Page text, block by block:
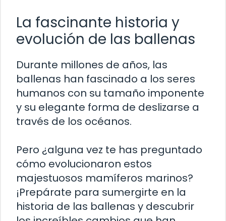
La fascinante historia y
evolución de las ballenas
Durante millones de años, las
ballenas han fascinado a los seres
humanos con su tamaño imponente
y su elegante forma de deslizarse a
través de los océanos.
Pero ¿alguna vez te has preguntado
cómo evolucionaron estos
majestuosos mamíferos marinos?
¡Prepárate para sumergirte en la
historia de las ballenas y descubrir